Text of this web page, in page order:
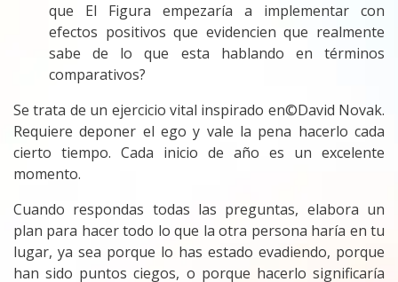
que El Figura empezaría a implementar con
efectos positivos que evidencien que realmente
sabe de lo que esta hablando en términos
comparativos?
Se trata de un ejercicio vital inspirado en©️David Novak.
Requiere deponer el ego y vale la pena hacerlo cada
cierto tiempo. Cada inicio de año es un excelente
momento.
Cuando respondas todas las preguntas, elabora un
plan para hacer todo lo que la otra persona haría en tu
lugar, ya sea porque lo has estado evadiendo, porque
han sido puntos ciegos, o porque hacerlo significaría